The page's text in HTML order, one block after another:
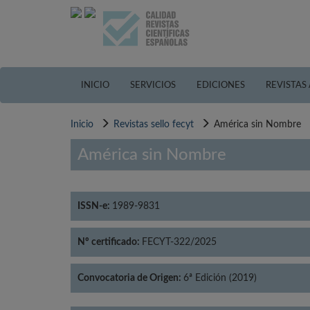
INICIO SERVICIOS EDICIONES
Inicio Revistas sello fecyt América sin Nombre
América sin Nombre
ISSN-e: 1989-9831
Nº certificado: FECYT-322/2025
Convocatoria de Origen: 6ª Edición (2019)